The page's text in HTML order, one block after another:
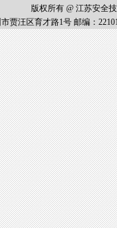
版权所有 @ 江苏安全
贾汪区育才路1号 邮编：